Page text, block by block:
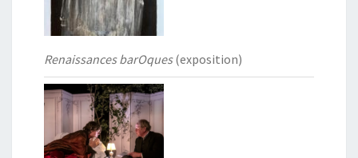
Renaissances barOques(exposition)